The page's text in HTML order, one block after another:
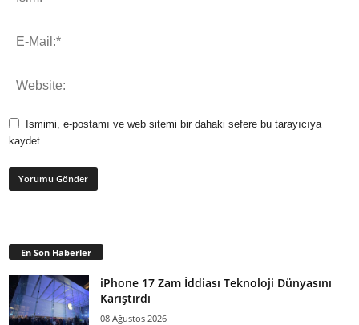
Ismimi, e-postamı ve web sitemi bir dahaki sefere bu tarayıcıya
kaydet.
En Son Haberler
iPhone 17 Zam İddiası Teknoloji Dünyasını
Karıştırdı
08 Ağustos 2026